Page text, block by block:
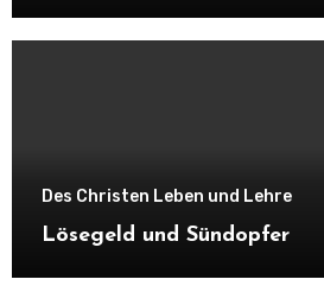
Des Christen Leben und Lehre
Lösegeld und Sündopfer